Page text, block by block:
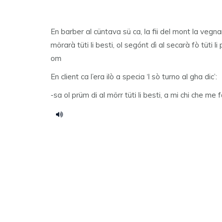
En barber al cüntava sü ca, la fii del mont la
mörarà tüti li besti, ol segónt dì al secarà fò tüti li
om
En client ca l’era ilò a specia ‘l sò turno al gha dic’:
-sa ol prüm di al mörr tüti li besti, a mi chi che me